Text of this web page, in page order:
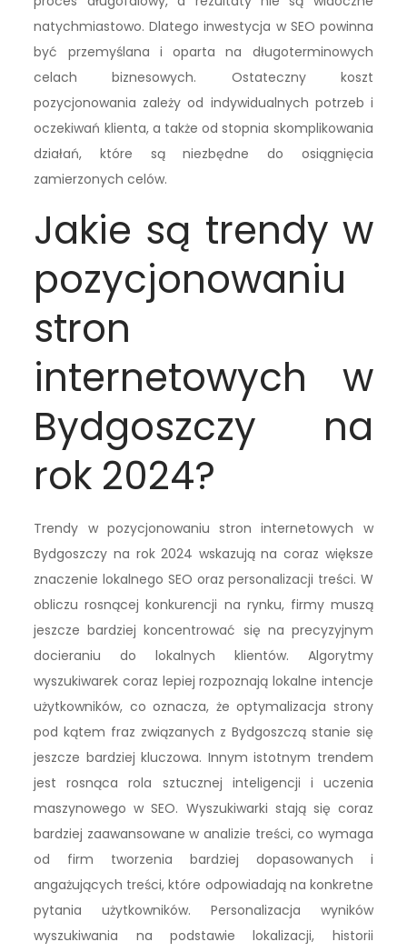
natychmiastowo. Dlatego inwestycja w SEO powinna
być przemyślana i oparta na długoterminowych
celach biznesowych. Ostateczny koszt
pozycjonowania zależy od indywidualnych potrzeb i
oczekiwań klienta, a także od stopnia skomplikowania
działań, które są niezbędne do osiągnięcia
zamierzonych celów.
Jakie są trendy w
pozycjonowaniu
stron
internetowych w
Bydgoszczy na
rok 2024?
Trendy w pozycjonowaniu stron internetowych w
Bydgoszczy na rok 2024 wskazują na coraz większe
znaczenie lokalnego SEO oraz personalizacji treści. W
obliczu rosnącej konkurencji na rynku, firmy muszą
jeszcze bardziej koncentrować się na precyzyjnym
docieraniu do lokalnych klientów. Algorytmy
wyszukiwarek coraz lepiej rozpoznają lokalne intencje
użytkowników, co oznacza, że optymalizacja strony
pod kątem fraz związanych z Bydgoszczą stanie się
jeszcze bardziej kluczowa. Innym istotnym trendem
jest rosnąca rola sztucznej inteligencji i uczenia
maszynowego w SEO. Wyszukiwarki stają się coraz
bardziej zaawansowane w analizie treści, co wymaga
od firm tworzenia bardziej dopasowanych i
angażujących treści, które odpowiadają na konkretne
pytania użytkowników. Personalizacja wyników
wyszukiwania na podstawie lokalizacji, historii